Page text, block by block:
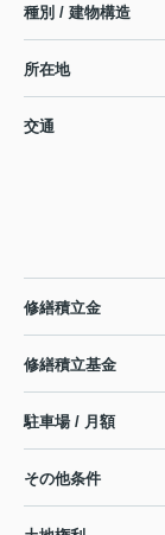
種別 / 建物構造
所在地
交通
修繕積立金
修繕積立基金
駐車場 / 月額
その他条件